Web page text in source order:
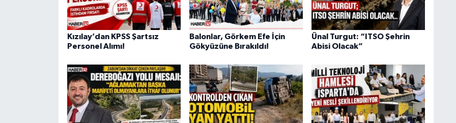
Kızılay’dan KPSS Şartsız
Personel Alımı!
Balonlar, Görkem Efe İçin
Gökyüzüne Bırakıldı!
Ünal Turgut: “ITSO Şehrin
Abisi Olacak”